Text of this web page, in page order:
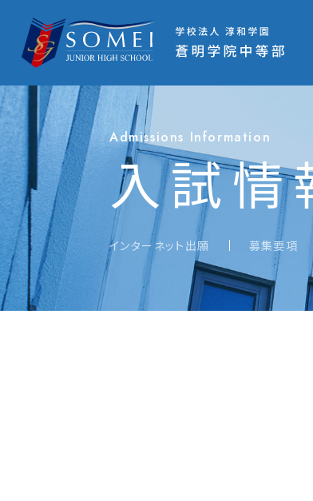
Admissions Information
入試情
インターネット出願 募集要項